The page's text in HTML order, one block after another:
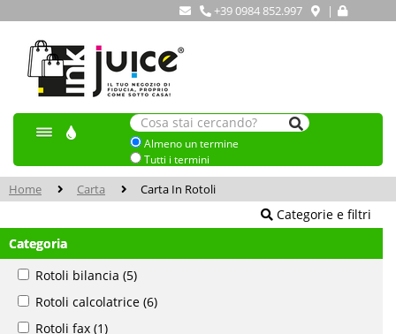
+39 0984 852.997 |
Almeno un termine
Tutti i termini
Home Carta Carta In Rotoli
Categorie e filtri
Categoria
Rotoli bilancia (5)
Rotoli calcolatrice (6)
Rotoli fax (1)